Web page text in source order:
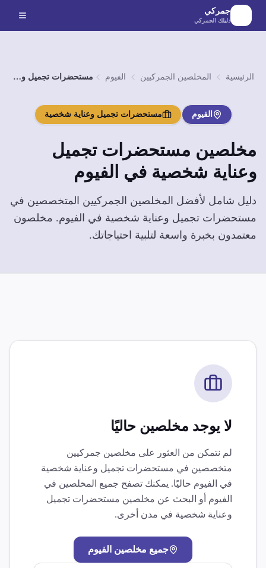
الانتقال إلى المحتوى الرئيسي
جمركي
دليلك الجمركي
الرئيسية المخلصين الجمركيين الفيوم مستحضرات تجميل وعناية شخصية
الفيوم مستحضرات تجميل وعناية شخصية
مخلصين مستحضرات تجميل
وعناية شخصية في الفيوم
دليل شامل لأفضل المخلصين الجمركيين المتخصصين في
مستحضرات تجميل وعناية شخصية في الفيوم. مخلصون
معتمدون بخبرة واسعة لتلبية احتياجاتك.
لا يوجد مخلصين حاليًا
لم نتمكن من العثور على مخلصين جمركيين
متخصصين في مستحضرات تجميل وعناية شخصية
في الفيوم حاليًا. يمكنك تصفح جميع المخلصين في
الفيوم أو البحث عن مخلصين مستحضرات تجميل
وعناية شخصية في مدن أخرى.
جميع مخلصين الفيوم